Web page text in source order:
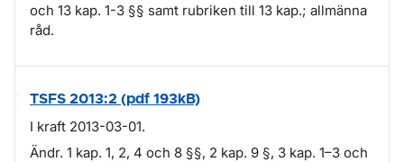
och 13 kap. 1-3 §§ samt rubriken till 13 kap.; allmänna
råd.
TSFS 2013:2 (pdf 193kB)
I kraft 2013-03-01.
Ändr. 1 kap. 1, 2, 4 och 8 §§, 2 kap. 9 §, 3 kap. 1–3 och